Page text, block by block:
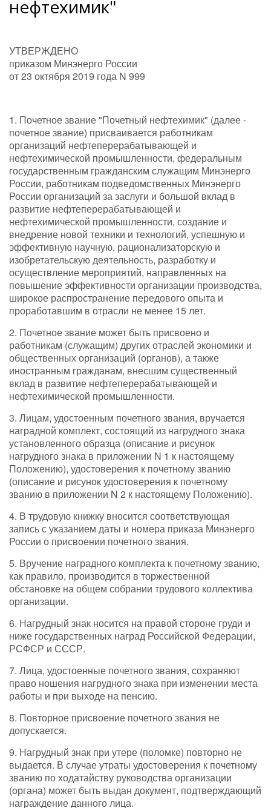
нефтехимик"
УТВЕРЖДЕНО
приказом Минэнерго России
от 23 октября 2019 года N 999
1. Почетное звание "Почетный нефтехимик" (далее -
почетное звание) присваивается работникам
организаций нефтеперерабатывающей и
нефтехимической промышленности, федеральным
государственным гражданским служащим Минэнерго
России, работникам подведомственных Минэнерго
России организаций за заслуги и большой вклад в
развитие нефтеперерабатывающей и
нефтехимической промышленности, создание и
внедрение новой техники и технологий, успешную и
эффективную научную, рационализаторскую и
изобретательскую деятельность, разработку и
осуществление мероприятий, направленных на
повышение эффективности организации производства,
широкое распространение передового опыта и
проработавшим в отрасли не менее 15 лет.
2. Почетное звание может быть присвоено и
работникам (служащим) других отраслей экономики и
общественных организаций (органов), а также
иностранным гражданам, внесшим существенный
вклад в развитие нефтеперерабатывающей и
нефтехимической промышленности.
3. Лицам, удостоенным почетного звания, вручается
наградной комплект, состоящий из нагрудного знака
установленного образца (описание и рисунок
нагрудного знака в приложении N 1 к настоящему
Положению), удостоверения к почетному званию
(описание и рисунок удостоверения к почетному
званию в приложении N 2 к настоящему Положению).
4. В трудовую книжку вносится соответствующая
запись с указанием даты и номера приказа Минэнерго
России о присвоении почетного звания.
5. Вручение наградного комплекта к почетному званию,
как правило, производится в торжественной
обстановке на общем собрании трудового коллектива
организации.
6. Нагрудный знак носится на правой стороне груди и
ниже государственных наград Российской Федерации,
РСФСР и СССР.
7. Лица, удостоенные почетного звания, сохраняют
право ношения нагрудного знака при изменении места
работы и при выходе на пенсию.
8. Повторное присвоение почетного звания не
допускается.
9. Нагрудный знак при утере (поломке) повторно не
выдается. В случае утраты удостоверения к почетному
званию по ходатайству руководства организации
(органа) может быть выдан документ, подтверждающий
награждение данного лица.